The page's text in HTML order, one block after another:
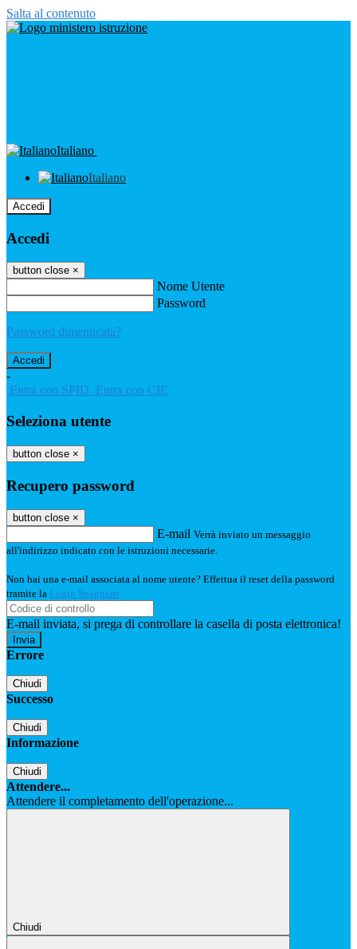
Salta al contenuto
Italiano
Italiano
Accedi
Accedi
button close ×
Nome Utente
Password
Password dimenticata?
-
Entra con SPID Entra con CIE
Seleziona utente
button close ×
Recupero password
button close ×
E-mail Verrà inviato un messaggio
all'indirizzo indicato con le istruzioni necessarie.
Non hai una e-mail associata al nome utente? Effettua il reset della password
tramite la Login Spaggiari
E-mail inviata, si prega di controllare la casella di posta elettronica!
Errore
Chiudi
Successo
Chiudi
Informazione
Chiudi
Attendere...
Attendere il completamento dell'operazione...
Chiudi